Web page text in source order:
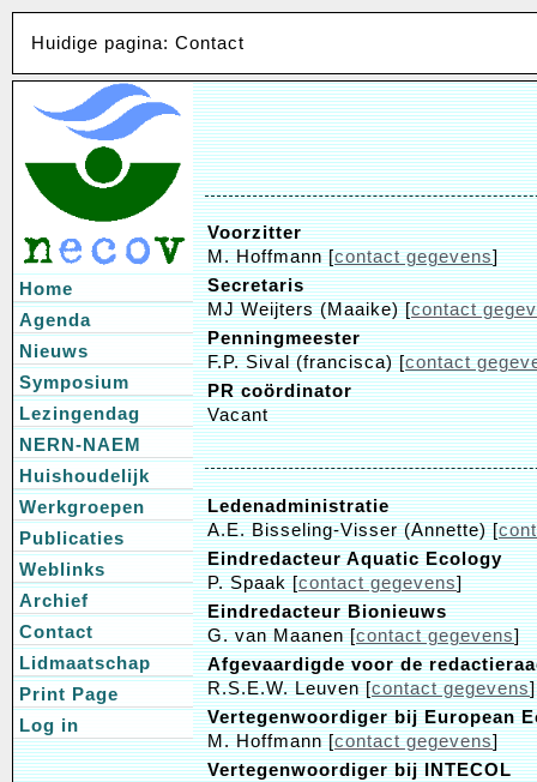
Huidige pagina: Contact
Voorzitter
M. Hoffmann [contact gegevens]
Secretaris
MJ Weijters (Maaike) [contact
Penningmeester
F.P. Sival (francisca) [contact
PR coördinator
Vacant
Ledenadministratie
A.E. Bisseling-Visser (Annette) [
Eindredacteur Aquatic Ecology
P. Spaak [contact gegevens]
Eindredacteur Bionieuws
G. van Maanen [contact gegevens]
Afgevaardigde voor de
R.S.E.W. Leuven [contact gegevens]
Vertegenwoordiger bij European
M. Hoffmann [contact gegevens]
Vertegenwoordiger bij INTECOL
Home
Agenda
Nieuws
Symposium
Lezingendag
NERN-NAEM
Huishoudelijk
Werkgroepen
Publicaties
Weblinks
Archief
Contact
Lidmaatschap
Print Page
Log in